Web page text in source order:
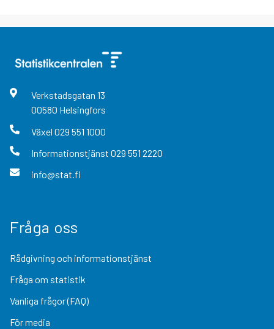
Verkstadsgatan 13
00580 Helsingfors
Växel 029 551 1000
Informationstjänst 029 551 2220
info@stat.fi
Fråga oss
Rådgivning och informationstjänst
Fråga om statistik
Vanliga frågor (FAQ)
För media